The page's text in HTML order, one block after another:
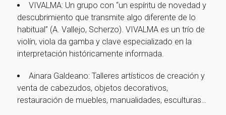
VIVALMA: Un grupo con “un espíritu de novedad y
descubrimiento que transmite algo diferente de lo
habitual” (A. Vallejo, Scherzo). VIVALMA es un trío de
violín, viola da gamba y clave especializado en la
interpretación históricamente informada.
Ainara Galdeano: Talleres artísticos de creación y
venta de cabezudos, objetos decorativos,
restauración de muebles, manualidades, esculturas…